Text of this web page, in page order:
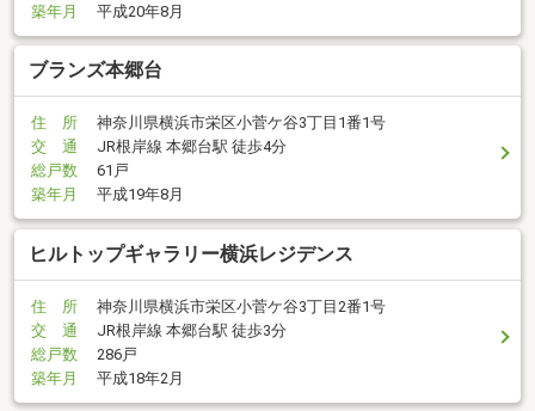
築年月
平成20年8月
ブランズ本郷台
住 所
神奈川県横浜市栄区小菅ケ谷3丁目1番1号
交 通
JR根岸線 本郷台駅 徒歩4分
総戸数
61戸
築年月
平成19年8月
ヒルトップギャラリー横浜レジデンス
住 所
神奈川県横浜市栄区小菅ケ谷3丁目2番1号
交 通
JR根岸線 本郷台駅 徒歩3分
総戸数
286戸
築年月
平成18年2月